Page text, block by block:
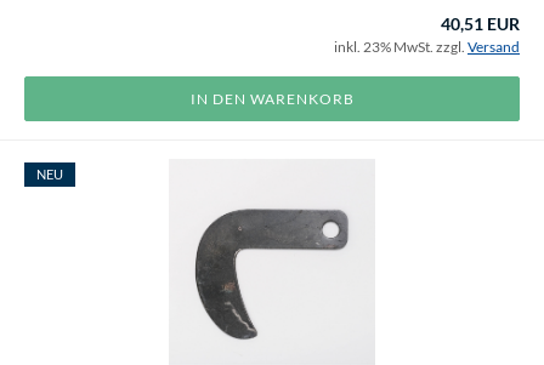
40,51 EUR
inkl. 23% MwSt. zzgl. Versand
IN DEN WARENKORB
NEU